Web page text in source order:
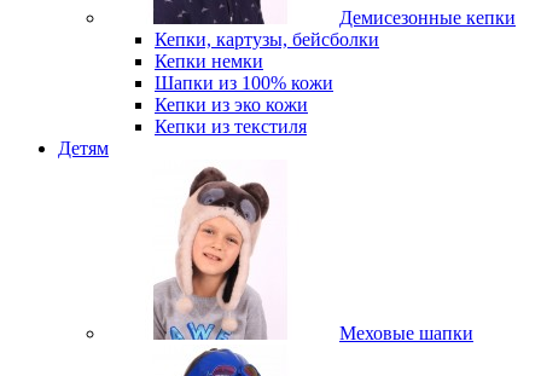
Демисезонные кепки
Кепки, картузы, бейсболки
Кепки немки
Шапки из 100% кожи
Кепки из эко кожи
Кепки из текстиля
Детям
Меховые шапки